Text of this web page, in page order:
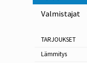
Valmistajat
TARJOUKSET
Lämmitys